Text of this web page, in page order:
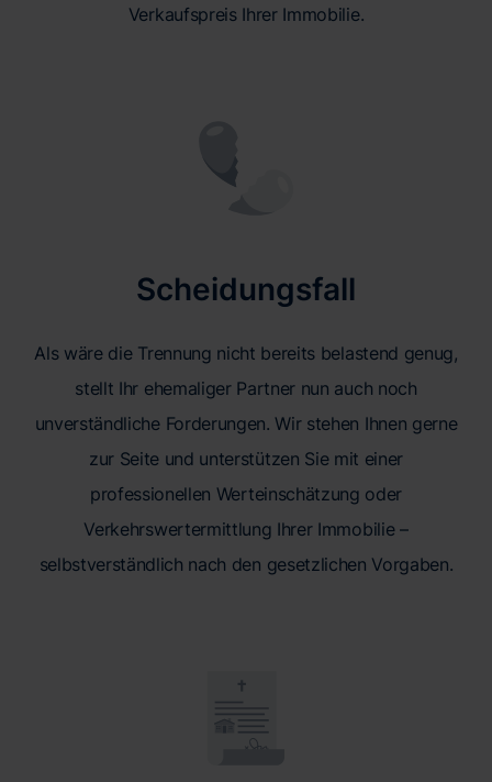
Verkaufspreis Ihrer Immobilie.
Scheidungsfall
Als wäre die Trennung nicht bereits belastend genug,
stellt Ihr ehemaliger Partner nun auch noch
unverständliche Forderungen. Wir stehen Ihnen gerne
zur Seite und unterstützen Sie mit einer
professionellen Werteinschätzung oder
Verkehrswertermittlung Ihrer Immobilie –
selbstverständlich nach den gesetzlichen Vorgaben.